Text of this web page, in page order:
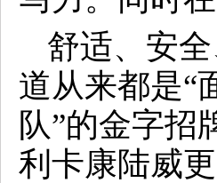
舒适、安
道从来都是“
队”的金字招
利卡康陆威